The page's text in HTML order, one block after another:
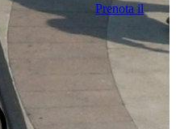
Prenota il